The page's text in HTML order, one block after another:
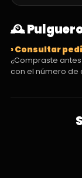
🕰️
› Consultar
¿Compraste
con el número de